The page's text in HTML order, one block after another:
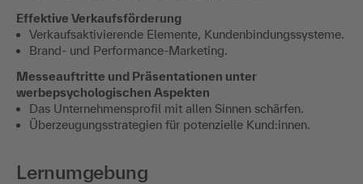
Effektive Verkaufsförderung
Verkaufsaktivierende Elemente, Kundenbindungssysteme.
Brand- und Performance-Marketing.
Messeauftritte und Präsentationen unter
werbepsychologischen Aspekten
Das Unternehmensprofil mit allen Sinnen schärfen.
Überzeugungsstrategien für potenzielle Kund:innen.
Lernumgebung